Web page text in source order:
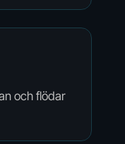
och flödar